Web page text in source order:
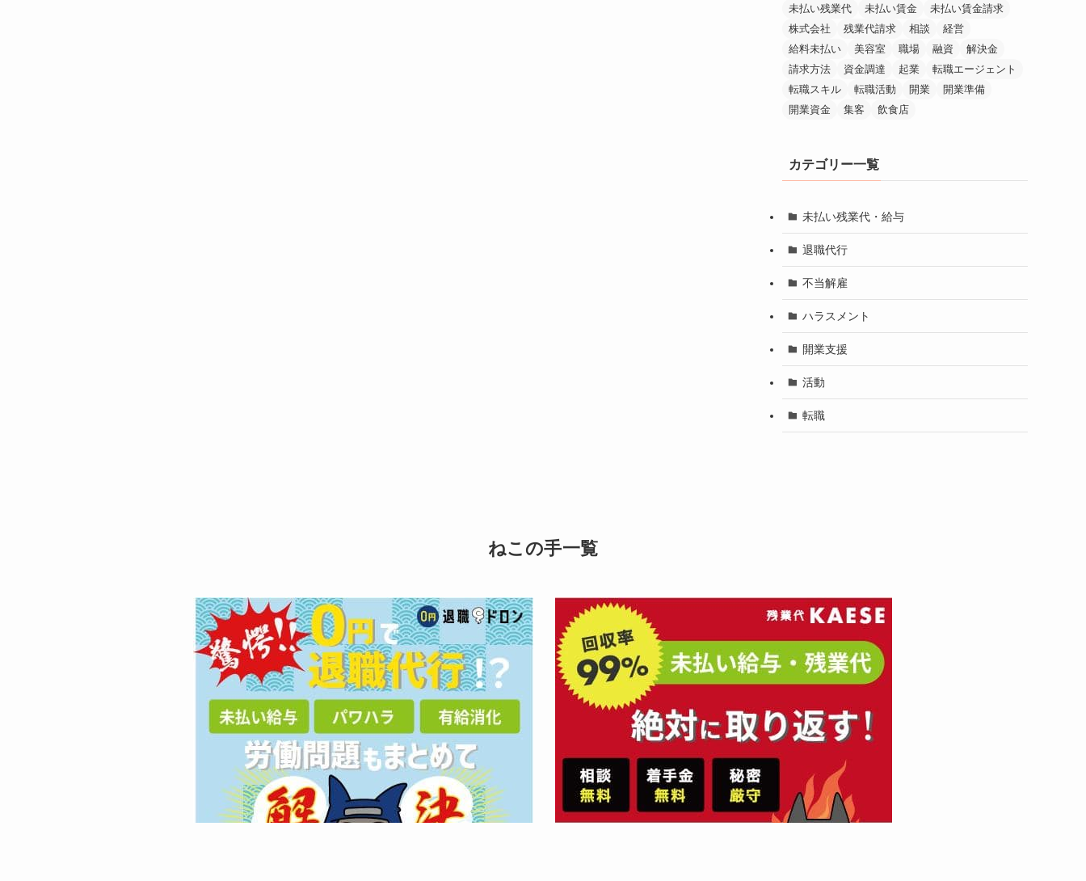
未払い残業代
未払い賃金
未払い賃金請求
株式会社
残業代請求 相談
経営
給料未払い
美容室 職場 融資
解決金
請求方法
資金調達 起業
転職エージェント
転職スキル
転職活動 開業
開業準備
開業資金
集客 飲食店
カテゴリー一覧
未払い残業代・給与
退職代行
不当解雇
ハラスメント
開業支援
活動
転職
ねこの手一覧